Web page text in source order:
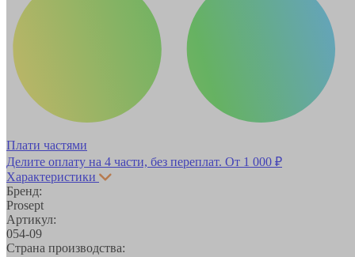
Плати частями
Делите оплату на 4 части, без переплат. От 1 000 ₽
Характеристики
Бренд:
Prosept
Артикул:
054-09
Страна производства: